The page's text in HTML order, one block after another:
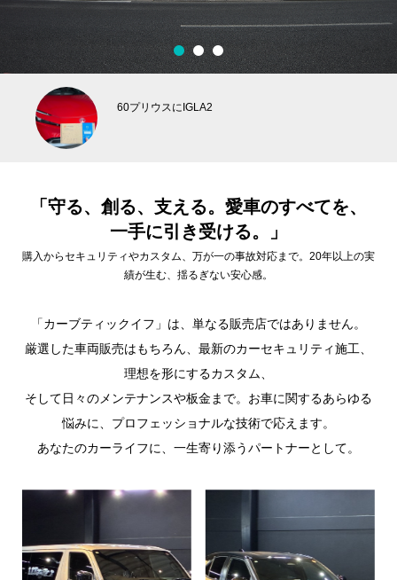
1 2 3
60プリウスにIGLA2
「守る、創る、支える。愛車のすべてを、
一手に引き受ける。」
購入からセキュリティやカスタム、万が一の事故対応まで。20年以上の実
績が生む、揺るぎない安心感。
「カーブティックイフ」は、単なる販売店ではありません。
厳選した車両販売はもちろん、最新のカーセキュリティ施工、
理想を形にするカスタム、
そして日々のメンテナンスや板金まで。お車に関するあらゆる
悩みに、プロフェッショナルな技術で応えます。
あなたのカーライフに、一生寄り添うパートナーとして。